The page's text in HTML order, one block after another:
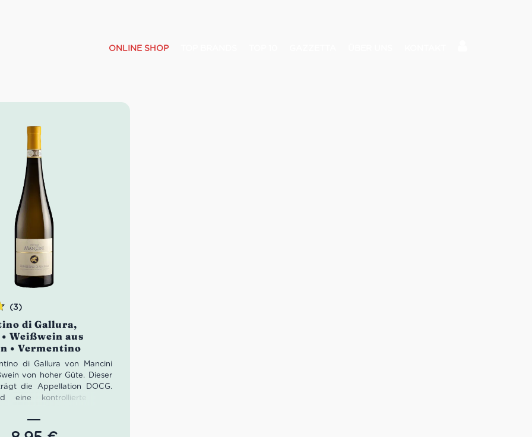
ONLINE SHOP
di Gallura,
Weißwein aus
• Vermentino
(3)
di Gallura von Mancini
von hoher Güte. Dieser
die Appellation DOCG.
eine kontrollierte und
gemeint. Der Vermentino di
100% Vermentino bzw.